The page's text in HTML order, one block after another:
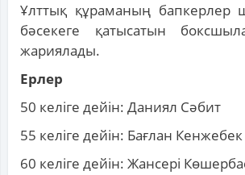
Ұлттық құраманың бапкерлер
бәсекеге қатысатын
жариялады.
Ерлер
50 келіге дейін: Даниял Сәбит
55 келіге дейін: Бағлан Кенжебек
60 келіге дейін: Жансері